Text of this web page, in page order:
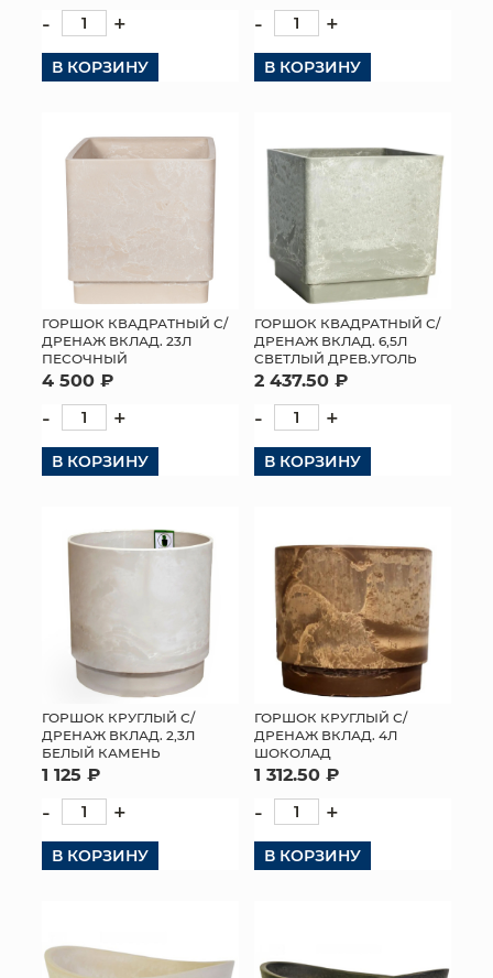
ОПТОВЫМ КЛИЕНТАМ
ДОСТАВКА И ОПЛАТА
- +
В КОРЗИНУ
- +
В КОРЗИНУ
ГОРШОК КВАДРАТНЫЙ С/
ДРЕНАЖ ВКЛАД. 23Л
ПЕСОЧНЫЙ
4 500 ₽
- +
В КОРЗИНУ
ГОРШОК КВАДРАТНЫЙ С/
ДРЕНАЖ ВКЛАД. 6,5Л
СВЕТЛЫЙ ДРЕВ.УГОЛЬ
2 437.50 ₽
- +
В КОРЗИНУ
ГОРШОК КРУГЛЫЙ С/
ДРЕНАЖ ВКЛАД. 2,3Л
БЕЛЫЙ КАМЕНЬ
1 125 ₽
- +
В КОРЗИНУ
ГОРШОК КРУГЛЫЙ С/
ДРЕНАЖ ВКЛАД. 4Л
ШОКОЛАД
1 312.50 ₽
- +
В КОРЗИНУ